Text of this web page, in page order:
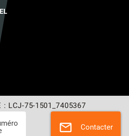
LCJ-75-1501_7405367
mail Contacter